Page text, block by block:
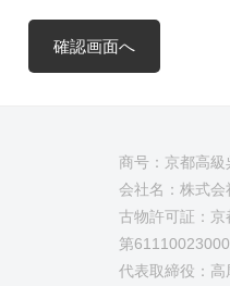
商号：京都高
会社名：株式会
古物許可証：
第
代表取締役：高